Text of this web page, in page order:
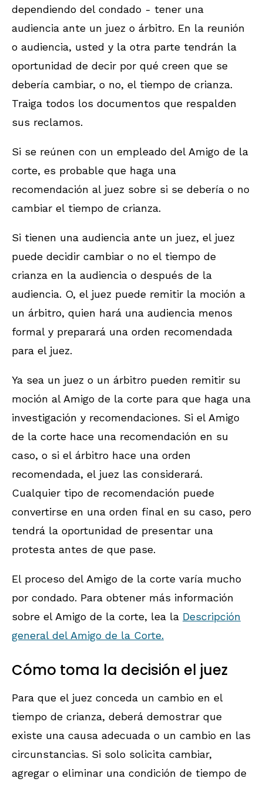
dependiendo del condado - tener una
audiencia ante un juez o árbitro. En la reunión
o audiencia, usted y la otra parte tendrán la
oportunidad de decir por qué creen que se
debería cambiar, o no, el tiempo de crianza.
Traiga todos los documentos que respalden
sus reclamos.
Si se reúnen con un empleado del Amigo de la
corte, es probable que haga una
recomendación al juez sobre si se debería o no
cambiar el tiempo de crianza.
Si tienen una audiencia ante un juez, el juez
puede decidir cambiar o no el tiempo de
crianza en la audiencia o después de la
audiencia. O, el juez puede remitir la moción a
un árbitro, quien hará una audiencia menos
formal y preparará una orden recomendada
para el juez.
Ya sea un juez o un árbitro pueden remitir su
moción al Amigo de la corte para que haga una
investigación y recomendaciones. Si el Amigo
de la corte hace una recomendación en su
caso, o si el árbitro hace una orden
recomendada, el juez las considerará.
Cualquier tipo de recomendación puede
convertirse en una orden final en su caso, pero
tendrá la oportunidad de presentar una
protesta antes de que pase.
El proceso del Amigo de la corte varía mucho
por condado. Para obtener más información
sobre el Amigo de la corte, lea la Descripción
general del Amigo de la Corte.
Cómo toma la decisión el juez
Para que el juez conceda un cambio en el
tiempo de crianza, deberá demostrar que
existe una causa adecuada o un cambio en las
circunstancias. Si solo solicita cambiar,
agregar o eliminar una condición de tiempo de